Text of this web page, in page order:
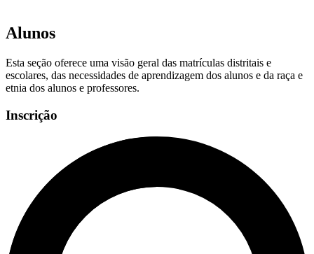
Alunos
Esta seção oferece uma visão geral das matrículas distritais e
escolares, das necessidades de aprendizagem dos alunos e da raça e
etnia dos alunos e professores.
Inscrição